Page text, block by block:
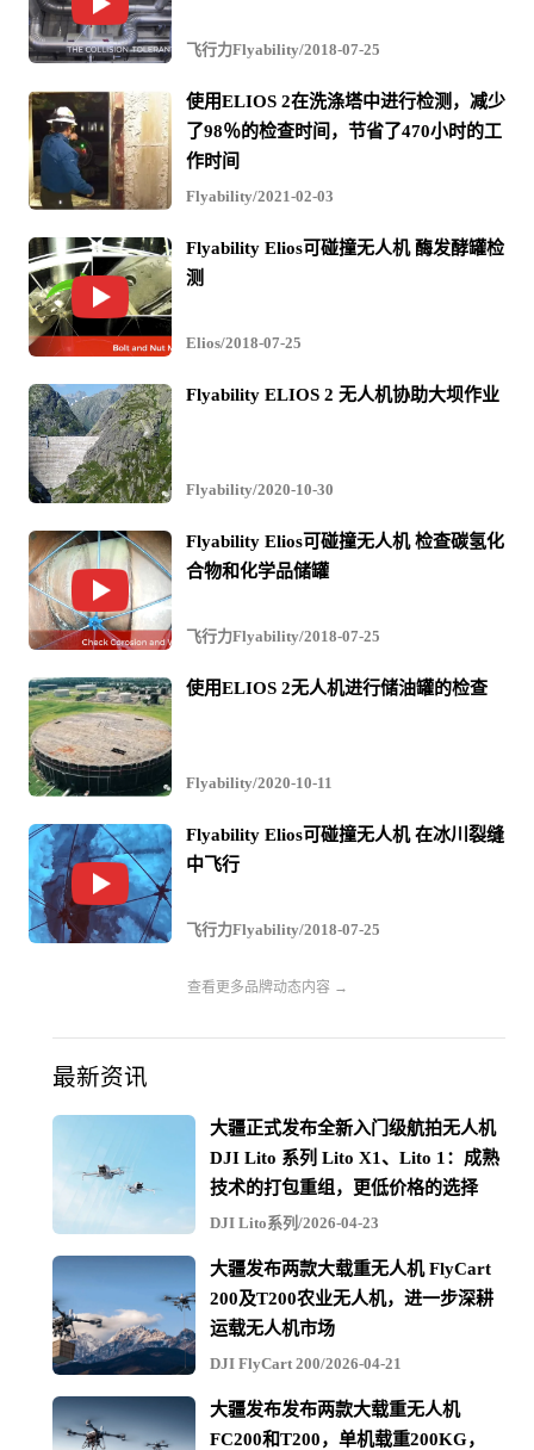
飞行力Flyability/2018-07-25
使用ELIOS 2在洗涤塔中进行检测，减少
了98％的检查时间，节省了470小时的工
作时间
Flyability/2021-02-03
Flyability Elios可碰撞无人机 酶发酵罐检
测
Elios/2018-07-25
Flyability ELIOS 2 无人机协助大坝作业
Flyability/2020-10-30
Flyability Elios可碰撞无人机 检查碳氢化
合物和化学品储罐
飞行力Flyability/2018-07-25
使用ELIOS 2无人机进行储油罐的检查
Flyability/2020-10-11
Flyability Elios可碰撞无人机 在冰川裂缝
中飞行
飞行力Flyability/2018-07-25
查看更多品牌动态内容 →
最新资讯
大疆正式发布全新入门级航拍无人机
DJI Lito 系列 Lito X1、Lito 1：成熟
技术的打包重组，更低价格的选择
DJI Lito系列/2026-04-23
大疆发布两款大载重无人机 FlyCart
200及T200农业无人机，进一步深耕
运载无人机市场
DJI FlyCart 200/2026-04-21
大疆发布发布两款大载重无人机
FC200和T200，单机载重200KG，